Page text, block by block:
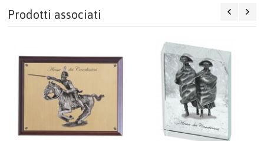
CONTATTI
CATALOGO
DIVENTA RIVENDITORE
Prodotti associati